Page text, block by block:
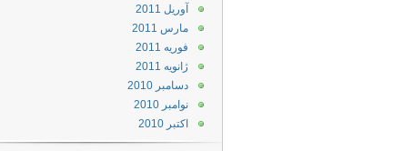
آوریل 2011
مارس 2011
فوریه 2011
ژانویه 2011
دسامبر 2010
نوامبر 2010
اکتبر 2010